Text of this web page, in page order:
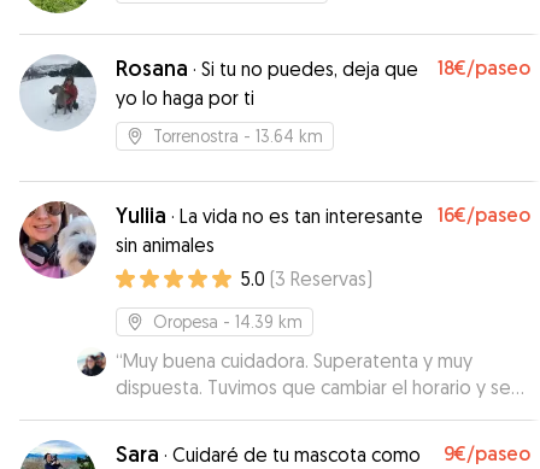
Rosana · Si tu no puedes, deja que
yo lo haga por ti
18€/paseo
Torrenostra - 13.64 km
Yuliia · La vida no es tan interesante
sin animales
16€/paseo
5.0 (3 Reservas)
Oropesa - 14.39 km
“Muy buena cuidadora. Superatenta y muy
dispuesta. Tuvimos que cambiar el horario y se
adapto perfectamente. Pecas estuvo muy bien
con ella.
Sara · Cuidaré de tu mascota como
9€/paseo